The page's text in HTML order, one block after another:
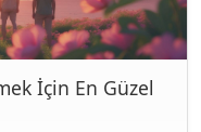
İçin En Güzel